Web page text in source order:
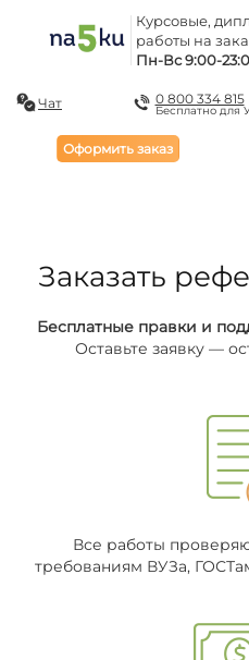
Курсовые,
работы на
Пн-Вс 9:00-
Чат 0 800 334 815
Бесплатно для
Оформить заказ
Заказать
Бесплатные правки и
Оставьте заявку —
Все работы
требованиям ВУЗа,